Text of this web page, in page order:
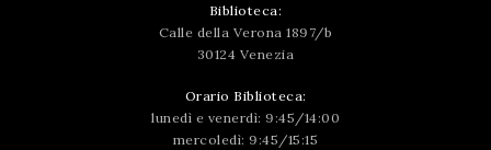
Biblioteca:
Calle della Verona 1897/b
30124 Venezia
Orario Biblioteca:
lunedì e venerdì: 9:45/14:00
mercoledì: 9:45/15:15